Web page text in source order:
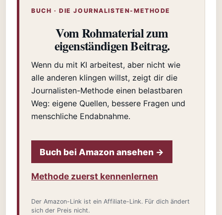
BUCH · DIE JOURNALISTEN-METHODE
Vom Rohmaterial zum
eigenständigen Beitrag.
Wenn du mit KI arbeitest, aber nicht wie
alle anderen klingen willst, zeigt dir die
Journalisten-Methode einen belastbaren
Weg: eigene Quellen, bessere Fragen und
menschliche Endabnahme.
Buch bei Amazon ansehen →
Methode zuerst kennenlernen
Der Amazon-Link ist ein Affiliate-Link. Für dich ändert
sich der Preis nicht.